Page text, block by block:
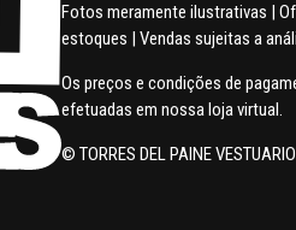
Fotos meramente ilustrativas |
estoques | Vendas sujeitas a
Os preços e condições de
efetuadas em nossa loja virtual.
© TORRES DEL PAINE